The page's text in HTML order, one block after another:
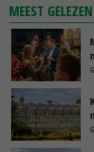
MEEST GELEZEN